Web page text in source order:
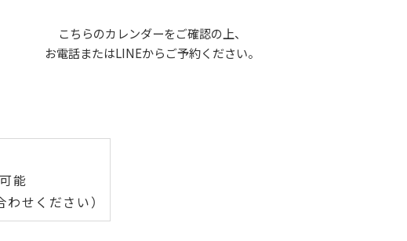
こちらのカレンダーをご確認の上、
お電話またはLINEからご予約ください。
能
わせください）